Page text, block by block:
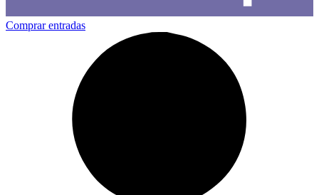
Comprar entradas